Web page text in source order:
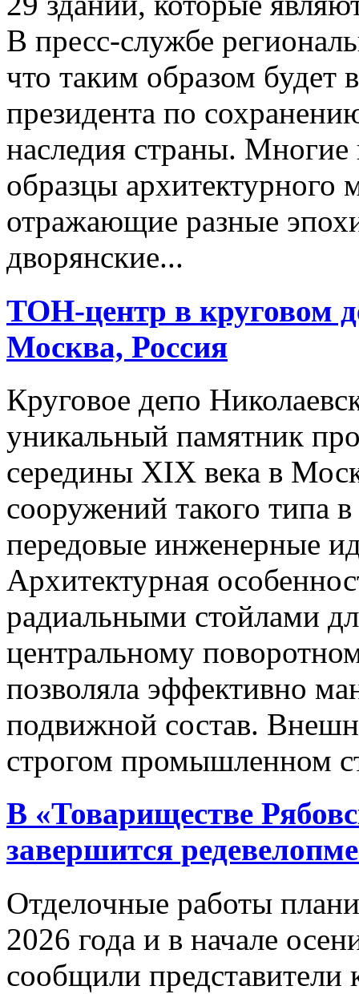
В пресс‑службе
что таким образом будет
президента по
наследия страны.
образцы архитектурного
отражающие разные
дворянские...
ТОН-центр в круговом
Москва, Россия
Круговое депо
уникальный памятник
середины XIX века в
сооружений такого типа
передовые инженерные
Архитектурная
радиальными стойлами
центральному
позволяла эффективно
подвижной состав.
строгом промышленном
В «Товариществе
завершится
Отделочные работы
2026 года и в начале
сообщили представители